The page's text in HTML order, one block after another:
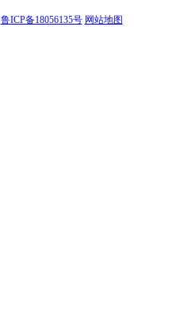
鲁ICP备18056135号 网站地图